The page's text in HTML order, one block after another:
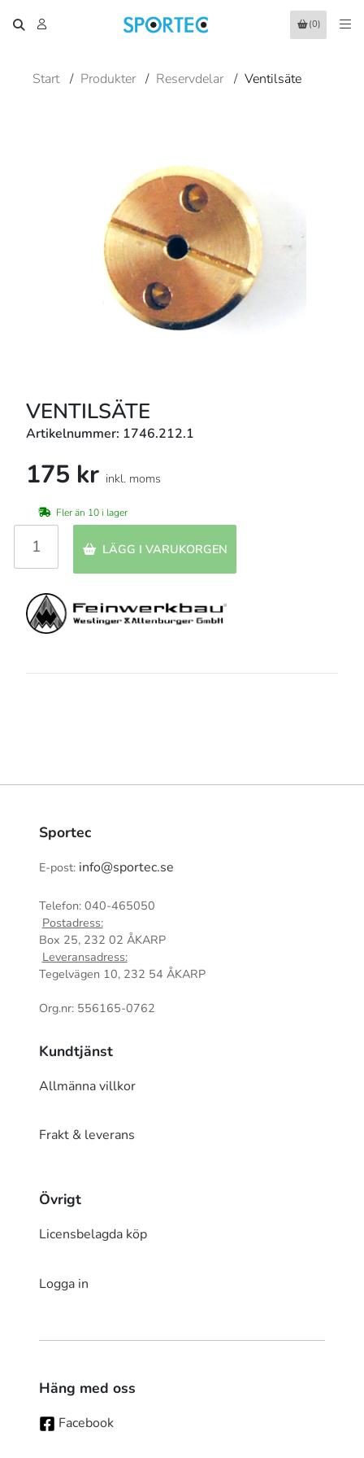
(0)
Start / Produkter / Reservdelar / Ventilsäte
VENTILSÄTE
Artikelnummer: 1746.212.1
175 kr inkl. moms
Fler än 10 i lager
LÄGG I VARUKORGEN
Sportec
E-post: info@sportec.se
Telefon: 040-465050
Postadress:
Box 25, 232 02 ÅKARP
Leveransadress:
Tegelvägen 10, 232 54 ÅKARP
Org.nr: 556165-0762
Kundtjänst
Allmänna villkor
Frakt & leverans
Övrigt
Licensbelagda köp
Logga in
Häng med oss
Facebook